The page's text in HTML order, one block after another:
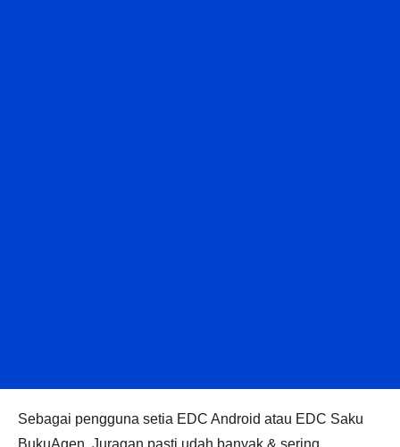
Sebagai pengguna setia EDC Android atau EDC Saku
BukuAgen, Juragan pasti udah banyak & sering